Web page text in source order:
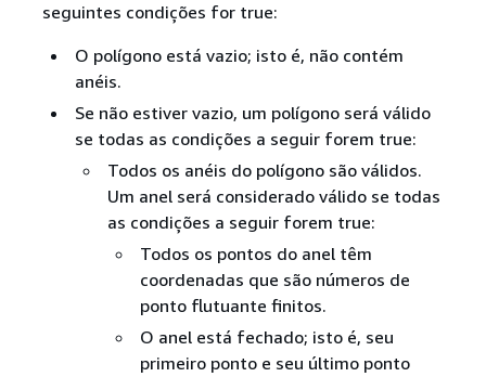
seguintes condições for true:
O polígono está vazio; isto é, não contém
anéis.
Se não estiver vazio, um polígono será válido
se todas as condições a seguir forem true:
Todos os anéis do polígono são válidos.
Um anel será considerado válido se todas
as condições a seguir forem true:
Todos os pontos do anel têm
coordenadas que são números de
ponto flutuante finitos.
O anel está fechado; isto é, seu
primeiro ponto e seu último ponto